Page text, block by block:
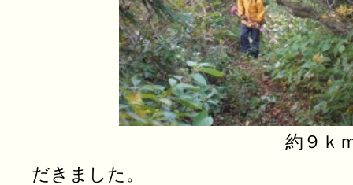
約９ｋｍ、道張り
だきました。